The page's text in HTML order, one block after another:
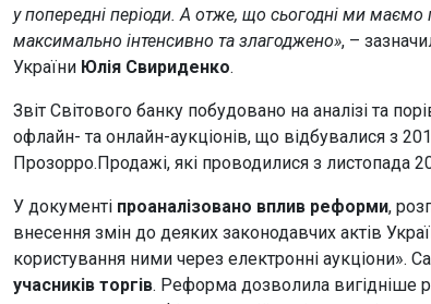
у попередні періоди. А отже, що сьогодні ми
максимально інтенсивно та злагоджено», –
України Юлія Свириденко.
Звіт Світового банку побудовано на аналізі та
офлайн- та онлайн-аукціонів, що відбувалися з
Прозорро.Продажі, які проводилися з листопада
У документі проаналізовано вплив реформи,
внесення змін до деяких законодавчих актів
користування ними через електронні аукціони».
учасників торгів. Реформа дозволила вигідніше